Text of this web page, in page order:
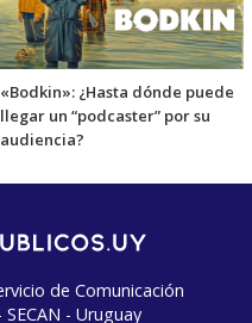
«Bodkin»: ¿Hasta dónde puede
llegar un “podcaster” por su
audiencia?
de Comunicación
- Uruguay